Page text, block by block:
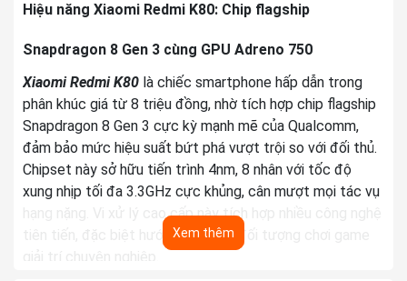
tần:
5G
Kích thước: 160.3 x 75 x 8.1 mm (6.31 x 2.95 x 0.32 in)
Trọng lượng: 206 g (7.27 oz)
Bluetooth:
5.4, A2DP, LE, aptX HD, aptX Adaptive,
aptX Lossless, LHDC 5
Chuẩn bộ nhớ: UFS 4.0
band, Wi-Fi Direct
Hiệu năng Xiaomi Redmi K80: Chip flagship
Snapdragon 8 Gen 3 cùng GPU Adreno 750
Xiaomi Redmi K80 là chiếc smartphone hấp dẫn trong
phân khúc giá từ 8 triệu đồng, nhờ tích hợp chip flagship
Snapdragon 8 Gen 3 cực kỳ mạnh mẽ của Qualcomm,
đảm bảo mức hiệu suất bứt phá vượt trội so với đối thủ.
Chipset này sở hữu tiến trình 4nm, 8 nhân với tốc độ
xung nhịp tối đa 3.3GHz cực khủng, cân mượt mọi tác vụ
hạng nặng. Vi xử lý cao cấp này tích hợp nhiều công nghệ
tiên tiến, đặc biệt hướng đến các đối tượng chơi game
Xem thêm